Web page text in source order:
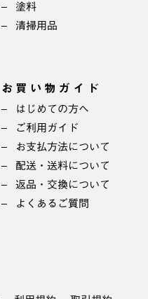
塗料
清掃用品
お買い物ガイド
はじめての方へ
ご利用ガイド
お支払方法について
配送・送料について
返品・交換について
よくあるご質問